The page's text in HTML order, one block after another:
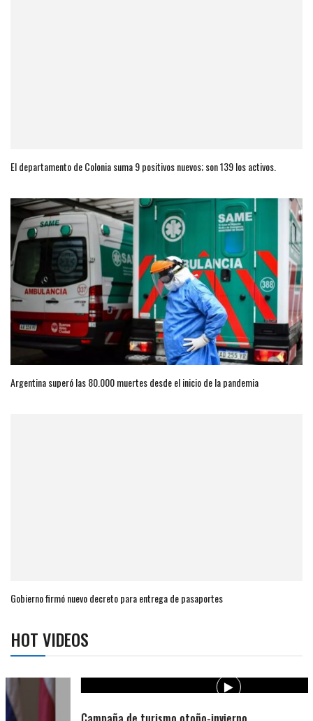
El departamento de Colonia suma 9 positivos nuevos; son 139 los activos.
Argentina superó las 80.000 muertes desde el inicio de la pandemia
Gobierno firmó nuevo decreto para entrega de pasaportes
HOT VIDEOS